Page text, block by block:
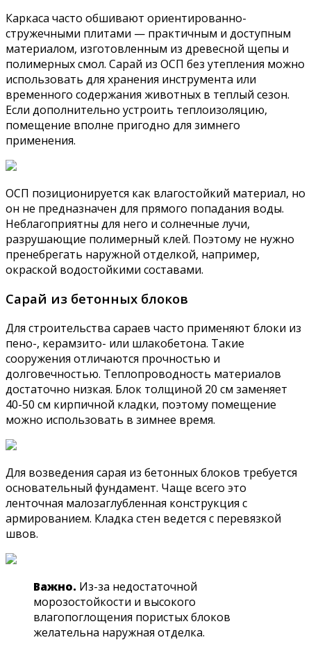
Каркаса часто обшивают ориентированно-
стружечными плитами — практичным и доступным
материалом, изготовленным из древесной щепы и
полимерных смол. Сарай из ОСП без утепления можно
использовать для хранения инструмента или
временного содержания животных в теплый сезон.
Если дополнительно устроить теплоизоляцию,
помещение вполне пригодно для зимнего
применения.
ОСП позиционируется как влагостойкий материал, но
он не предназначен для прямого попадания воды.
Неблагоприятны для него и солнечные лучи,
разрушающие полимерный клей. Поэтому не нужно
пренебрегать наружной отделкой, например,
окраской водостойкими составами.
Сарай из бетонных блоков
Для строительства сараев часто применяют блоки из
пено-, керамзито- или шлакобетона. Такие
сооружения отличаются прочностью и
долговечностью. Теплопроводность материалов
достаточно низкая. Блок толщиной 20 см заменяет
40-50 см кирпичной кладки, поэтому помещение
можно использовать в зимнее время.
Для возведения сарая из бетонных блоков требуется
основательный фундамент. Чаще всего это
ленточная малозаглубленная конструкция с
армированием. Кладка стен ведется с перевязкой
швов.
Важно. Из-за недостаточной
морозостойкости и высокого
влагопоглощения пористых блоков
желательна наружная отделка.